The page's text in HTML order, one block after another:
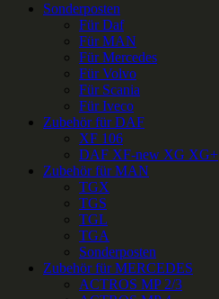
Sonderposten
Für Daf
Für MAN
Für Mercedes
Für Volvo
Für Scania
Für Iveco
Zubehör für DAF
XF 106
DAF XF-new XG XG+
Zubehör für MAN
TGX
TGS
TGL
TGA
Sonderposten
Zubehör für MERCEDES
ACTROS MP 2/3